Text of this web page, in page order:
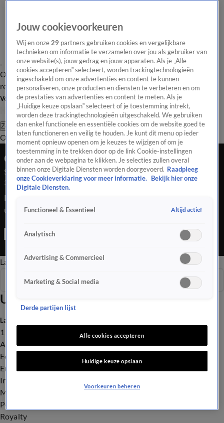
Overzicht Laatste nieuws Regionieuws Het beste van Hart
Tip de
redactie
Volg Hart van Nederland
Zoeken
OverzichtRegioUitzendingenWeerTip de redactiePanelVideo's
Ochtend Editie
Seizoen 2026, aflevering 44
3 jan, 07:00
Bekijk aflevering 44 van Hart van Nederland - Ochtend Editie
uit seizoen 2026 hier. Deze aflevering is uitgezonden op 3
Editie is een Nieuws programma
Late EditieOchtend EditieVroege Editie
Uitzendingen
Seizoen 2026
Laatste nieuws
112
Advies & Tips
Economie
Entertainment
Infrastructuur
Milieu en Gezondheid
Politiek
Royalty
Jouw cookievoorkeuren
Wij en onze29 partners gebruiken cookies en vergelijkbare
technieken om informatie te verzamelen over jou als gebruiker van
onze website(s), jouw gedrag en jouw apparaten. Als je „Alle
cookies accepteren” selecteert, worden trackingtechnologieën
ingeschakeld om onze advertenties en content te kunnen
personaliseren, onze producten en diensten te verbeteren en om
de prestaties van advertenties en content te meten. Als je
„Huidige keuze opslaan” selecteert of je toestemming intrekt,
worden deze trackingtechnologieën uitgeschakeld. We gebruiken
dan enkel functionele en essentiële cookies om de website goed te
laten functioneren en veilig te houden. Je kunt dit menu op ieder
moment opnieuw openen om je keuzes te wijzigen of om je
toestemming in te trekken door op de link Cookie-instellingen
onder aan de webpagina te klikken. Je selecties zullen overal
binnen onze Digitale Diensten worden doorgevoerd. Raadpleeg
onze Cookieverklaring voor meer informatie.
Bekijk hier onze
Digitale Diensten.
Functioneel & Essentieel Altijd actief
Analytisch
Advertising & Commercieel
Marketing & Social media
Derde partijen lijst
Alle cookies accepteren
Huidige keuze opslaan
Voorkeuren beheren